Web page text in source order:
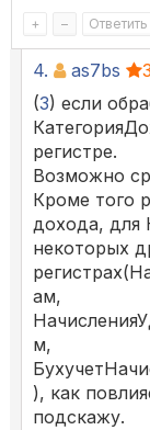
+ – Ответить
4. as7bs
(3) если
регистре.
Возможно
Кроме того
дохода, для
некоторых
ам,
м,
), как
подскажу.